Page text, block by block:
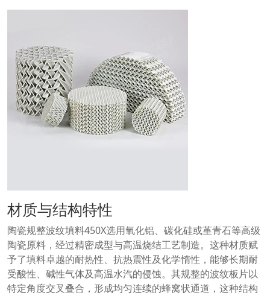
材质与结构特性
陶瓷规整波纹填料450X选用氧化铝、碳化硅或堇青石等高级
陶瓷原料，经过精密成型与高温烧结工艺制造。这种材质赋
予了填料卓越的耐热性、抗热震性及化学惰性，能够长期耐
受酸性、碱性气体及高温水汽的侵蚀。其规整的波纹板片以
特定角度交叉叠合，形成均匀连续的蜂窝状通道，这种结构